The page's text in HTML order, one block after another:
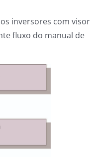
inversores com visor
fluxo do manual de